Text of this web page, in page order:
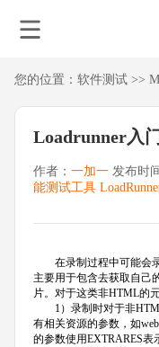
您的位置： 软件测试 >>
Loadrunner入
作者： 一加一 发布时
能测试工具
在录制过程中可能会录
主要用于包含去获取自己
片。对于这类非HTML的
1）录制时对于非
有相关资源的参数，如
的参数使用EXTRARES表